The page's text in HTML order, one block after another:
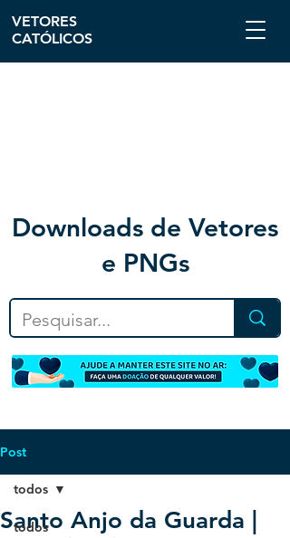
Downloads de Vetores
e PNGs
VETORES
CATÓLICOS
Post
todos
todos
Santo Anjo da Guarda |